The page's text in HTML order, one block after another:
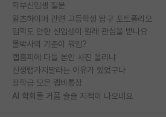
학부신입생 질문
알츠하이머 관련 고등학생 탐구 포트폴리오
입학도 안한 신입생이 원래 관심을 받나요
물박사의 기준이 뭐임?
랩홈피에 다들 본인 사진 올리냐
신생랩가지말라는 이유가 있었구나
장학금 모은 랩비통장
AI 학회들 거품 슬슬 지적이 나오네요